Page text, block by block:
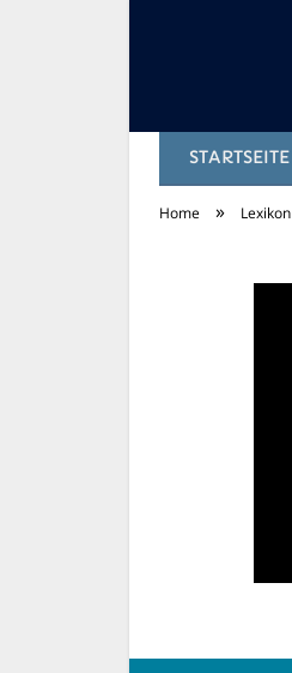
STARTSEITE
Home » Lexikon